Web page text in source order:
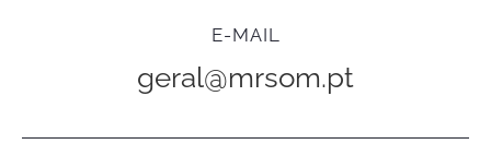
E-MAIL
geral@mrsom.pt